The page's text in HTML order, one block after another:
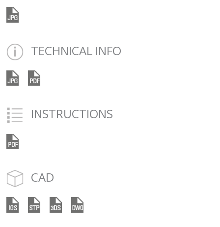
TECHNICAL INFO
INSTRUCTIONS
CAD